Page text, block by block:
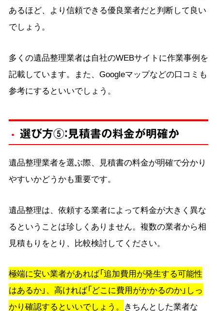
あるほど、より信頼できる優良業者だと判断して良い
でしょう。
多くの遺品整理業者は自社のWEBサイトに作業事例を
記載しています。また、Googleマップなどの口コミも
参考にするといいでしょう。
選び方⑤：見積書の料金が明確か
遺品整理業者を選ぶ際、見積書の料金が明確で分かり
やすいかどうかも重要です。
遺品整理は、依頼する業者によって料金が大きく異な
るということは珍しくありません。複数の業者から相
見積もりをとり、比較検討してください。
極端に安い業者があれば「追加費用が発生する可能性
はあるか」、高ければ「どこに費用がかかるのか」しっ
かり確認するといいでしょう。 きちんとした業者な